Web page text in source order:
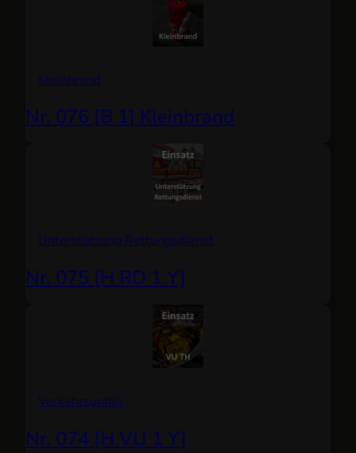
Kleinbrand
Nr. 076 [B 1] Kleinbrand
Unterstützung Rettungsdienst
Nr. 075 [H RD 1 Y]
Verkehrsunfall
Nr. 074 [H VU 1 Y]